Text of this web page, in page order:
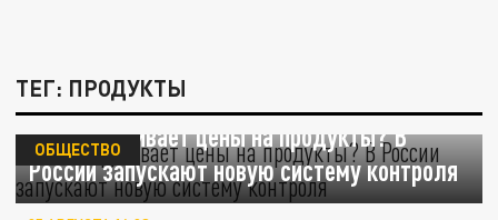
ТЕГ: ПРОДУКТЫ
Кто накручивает цены на продукты? В
России запускают новую систему контроля
ОБЩЕСТВО